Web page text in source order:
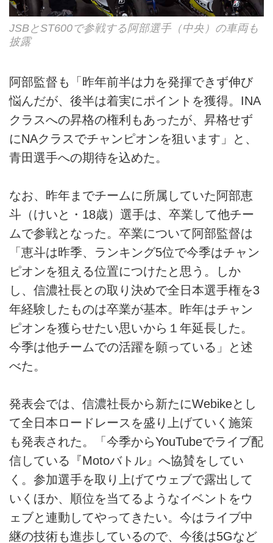
JSBとST600で参戦する阿部選手（中央）の車両も
披露
阿部監督も「昨年前半は力を発揮できず伸び
悩んだが、後半は着実にポイントを獲得。INA
クラスへの昇格の権利もあったが、昇格せず
にNAクラスでチャンピオンを狙います」と、
青田選手への期待を込めた。
なお、昨年までチームに所属していた阿部恵
斗（けいと・18歳）選手は、卒業して他チー
ムで参戦となった。卒業について阿部監督は
「恵斗は昨季、ランキング5位で今季はチャン
ピオンを狙える位置につけたと思う。しか
し、信濃社長との取り決めで全日本選手権を3
年経験したものは卒業が基本。昨年はチャン
ピオンを獲らせたい思いから１年延長した。
今季は他チームでの活躍を願っている」と述
べた。
発表会では、信濃社長から新たにWebikeとし
て全日本ロードレースを盛り上げていく施策
も発表された。「今季からYouTubeでライブ配
信している『Motoバトル』へ協賛をしてい
く。参加選手を取り上げてウェブで露出して
いくほか、順位を当てるようなイベントをウ
ェブと連動してやってきたい。今はライブ中
継の技術も進歩しているので、今後は5Gなど